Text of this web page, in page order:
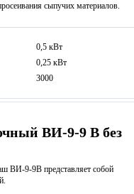
сыпучих материалов.
0,5 кВт
0,25 кВт
3000
ВИ-9-9 В без
ВИ-9-9В представляет собой